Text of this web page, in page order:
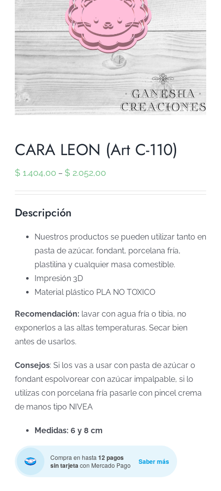
CARA LEON (Art C-110)
$ 1.404,00 – $ 2.052,00
Descripción
Nuestros productos se pueden utilizar tanto en
pasta de azúcar, fondant, porcelana fría,
plastilina y cualquier masa comestible.
Impresión 3D
Material plástico PLA NO TOXICO
Recomendación: lavar con agua fría o tibia, no
exponerlos a las altas temperaturas. Secar bien
antes de usarlos.
Consejos: Si los vas a usar con pasta de azúcar o
fondant espolvorear con azúcar impalpable, si lo
utilizas con porcelana fría pasarle con pincel crema
de manos tipo NIVEA
Medidas: 6 y 8 cm
Compra en hasta 12 pagos
sin tarjetacon Mercado Pago Saber más